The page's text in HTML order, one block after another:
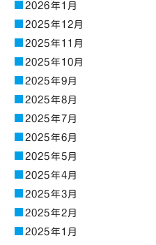
2026年1月
2025年12月
2025年11月
2025年10月
2025年9月
2025年8月
2025年7月
2025年6月
2025年5月
2025年4月
2025年3月
2025年2月
2025年1月